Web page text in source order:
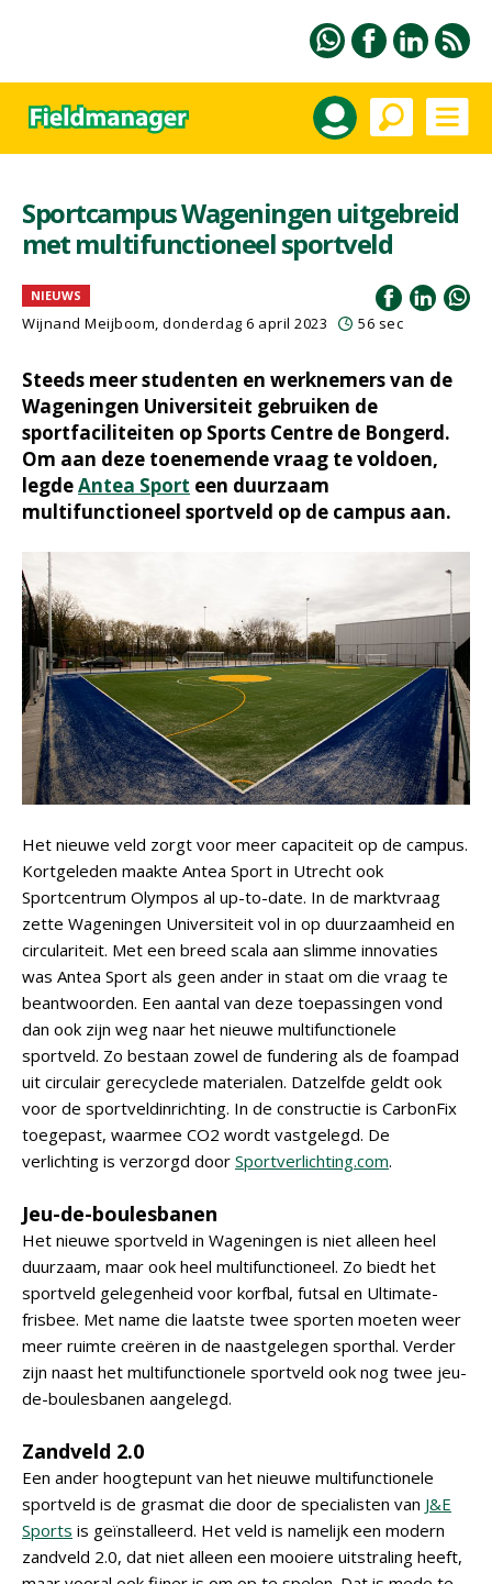
Sportcampus Wageningen uitgebreid
met multifunctioneel sportveld
NIEUWS
Wijnand Meijboom, donderdag 6 april 2023 56 sec
Steeds meer studenten en werknemers van de
Wageningen Universiteit gebruiken de
sportfaciliteiten op Sports Centre de Bongerd.
Om aan deze toenemende vraag te voldoen,
legdeAntea Sport een duurzaam
multifunctioneel sportveld op de campus aan.
Het nieuwe veld zorgt voor meer capaciteit op de campus.
Kortgeleden maakte Antea Sport in Utrecht ook
Sportcentrum Olympos al up-to-date. In de marktvraag
zette Wageningen Universiteit vol in op duurzaamheid en
circulariteit. Met een breed scala aan slimme innovaties
was Antea Sport als geen ander in staat om die vraag te
beantwoorden. Een aantal van deze toepassingen vond
dan ook zijn weg naar het nieuwe multifunctionele
sportveld. Zo bestaan zowel de fundering als de foampad
uit circulair gerecyclede materialen. Datzelfde geldt ook
voor de sportveldinrichting. In de constructie is CarbonFix
toegepast, waarmee CO2 wordt vastgelegd. De
verlichting is verzorgd door Sportverlichting.com.
Jeu-de-boulesbanen
Het nieuwe sportveld in Wageningen is niet alleen heel
duurzaam, maar ook heel multifunctioneel. Zo biedt het
sportveld gelegenheid voor korfbal, futsal en Ultimate-
frisbee. Met name die laatste twee sporten moeten weer
meer ruimte creëren in de naastgelegen sporthal. Verder
zijn naast het multifunctionele sportveld ook nog twee jeu-
de-boulesbanen aangelegd.
Zandveld 2.0
Een ander hoogtepunt van het nieuwe multifunctionele
sportveld is de grasmat die door de specialisten van J&E
Sports is geïnstalleerd. Het veld is namelijk een modern
zandveld 2.0, dat niet alleen een mooiere uitstraling heeft,